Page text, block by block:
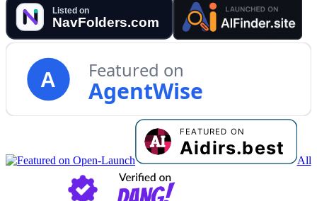
A Featured on
AgentWise
All